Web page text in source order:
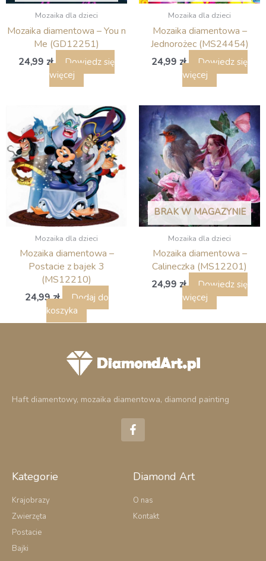
Mozaika dla dzieci
Mozaika diamentowa – You n
Me (GD12251)
24,99 zł
Dowiedz się
więcej
Mozaika dla dzieci
Mozaika diamentowa –
Jednorożec (MS24454)
24,99 zł
Dowiedz się
więcej
Mozaika dla dzieci
Mozaika diamentowa –
Postacie z bajek 3
(MS12210)
24,99zł
Dodaj do
koszyka
BRAK W MAGAZYNIE
Mozaika dla dzieci
Mozaika diamentowa –
Calineczka (MS12201)
24,99 zł
Dowiedz się
więcej
Haft diamentowy, mozaika diamentowa, diamond painting
F
a
c
o
k
f
Kategorie
Krajobrazy
Zwierzęta
Postacie
Bajki
Diamond Art
O nas
Kontakt